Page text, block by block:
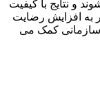
با کیفیت
افزایش رضایت
کمک می